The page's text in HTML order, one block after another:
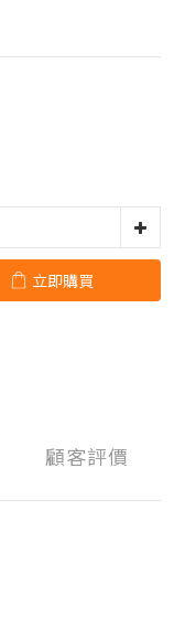
立即購買
顧客評價